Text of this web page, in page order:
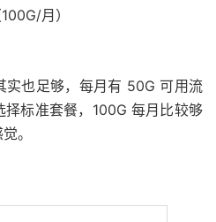
月）
实也足够，每月有 50G 可用流
标准套餐，100G 每月比较够
。